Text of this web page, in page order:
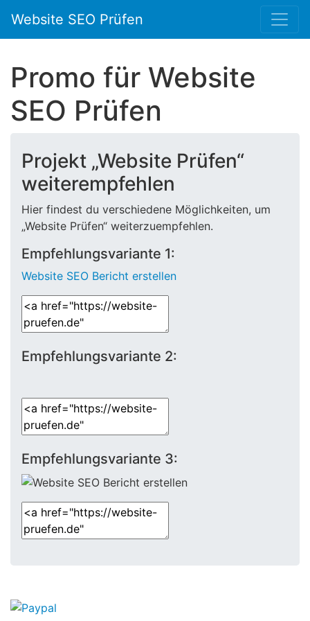
Website SEO Prüfen
Promo für Website
SEO Prüfen
Projekt „Website Prüfen“
weiterempfehlen
Hier findest du verschiedene Möglichkeiten, um
„Website Prüfen“ weiterzuempfehlen.
Empfehlungsvariante 1:
Website SEO Bericht erstellen
Empfehlungsvariante 2:
Empfehlungsvariante 3: